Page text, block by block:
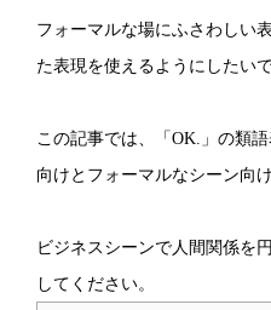
フォーマルな場にふさわしい
た表現を使えるようにしたいで
この記事では、「OK.」の類
向けとフォーマルなシーン向
ビジネスシーンで人間関係を
してください。